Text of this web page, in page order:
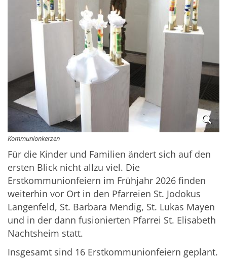
Kommunionkerzen
Für die Kinder und Familien ändert sich auf den
ersten Blick nicht allzu viel. Die
Erstkommunionfeiern im Frühjahr 2026 finden
weiterhin vor Ort in den Pfarreien St. Jodokus
Langenfeld, St. Barbara Mendig, St. Lukas Mayen
und in der dann fusionierten Pfarrei St. Elisabeth
Nachtsheim statt.
Insgesamt sind 16 Erstkommunionfeiern geplant.